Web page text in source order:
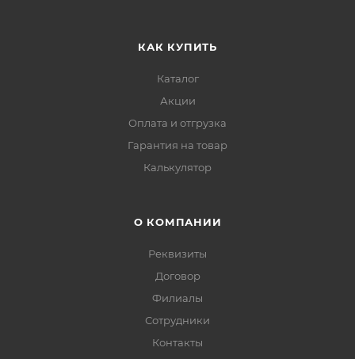
КАК КУПИТЬ
Каталог
Акции
Оплата и отгрузка
Гарантия на товар
Калькулятор
О КОМПАНИИ
Реквизиты
Договор
Филиалы
Сотрудники
Контакты